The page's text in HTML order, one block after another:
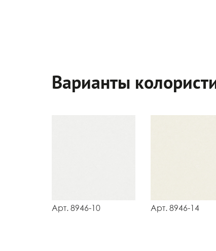
Варианты
Арт. 8946-10 Арт. 8946-14